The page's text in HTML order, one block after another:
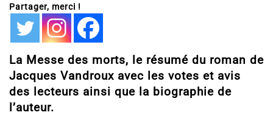
Partager, merci !
La Messe des morts, le résumé du roman de
Jacques Vandroux avec les votes et avis
des lecteurs ainsi que la biographie de
l’auteur.